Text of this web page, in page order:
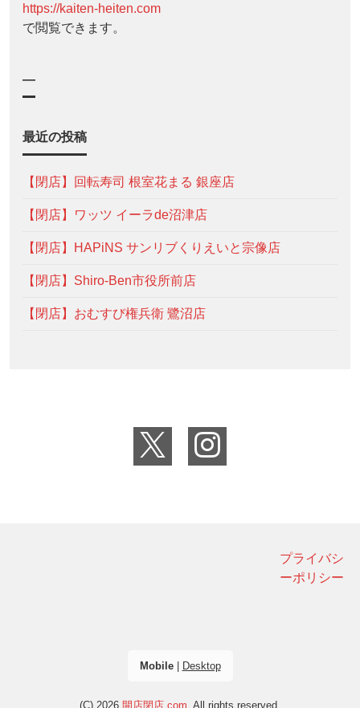
https://kaiten-heiten.com
で閲覧できます。
—
最近の投稿
【閉店】回転寿司 根室花まる 銀座店
【閉店】ワッツ イーラde沼津店
【閉店】HAPiNS サンリブくりえいと宗像店
【閉店】Shiro-Ben市役所前店
【閉店】おむすび権兵衛 鷺沼店
プライバシ
ーポリシー
Mobile| Desktop
(C) 2026 開店閉店.com . All rights reserved.